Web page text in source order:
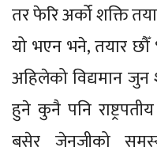
तर फेरि अर्को शक्ति
यो भएन भने, तयार
अहिलेको विद्यमान
हुने कुनै पनि
बसेर जेनजीको